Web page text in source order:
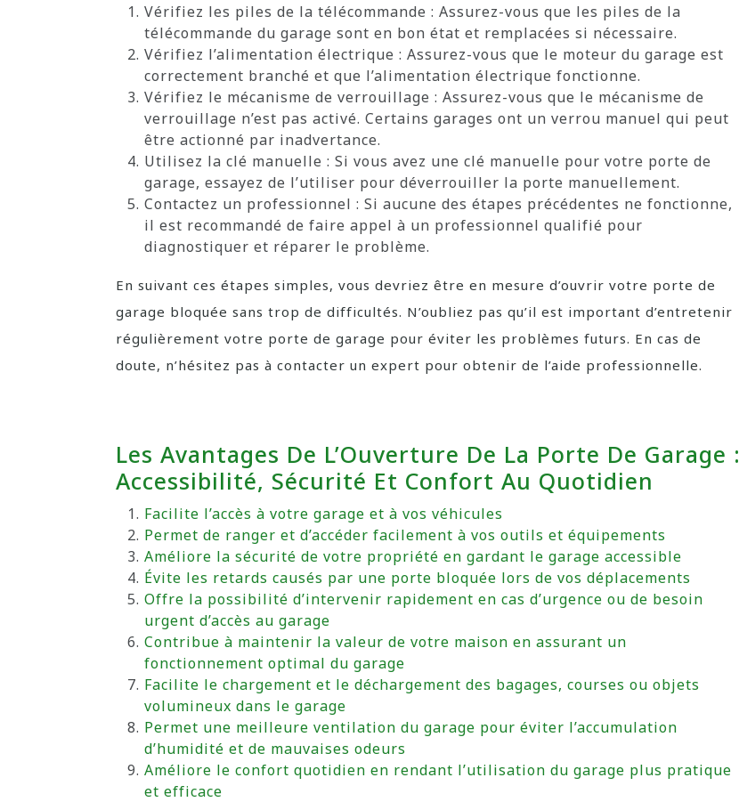
Vérifiez les piles de la télécommande : Assurez-vous que les piles de la
télécommande du garage sont en bon état et remplacées si nécessaire.
Vérifiez l’alimentation électrique : Assurez-vous que le moteur du garage est
correctement branché et que l’alimentation électrique fonctionne.
Vérifiez le mécanisme de verrouillage : Assurez-vous que le mécanisme de
verrouillage n’est pas activé. Certains garages ont un verrou manuel qui peut
être actionné par inadvertance.
Utilisez la clé manuelle : Si vous avez une clé manuelle pour votre porte de
garage, essayez de l’utiliser pour déverrouiller la porte manuellement.
Contactez un professionnel : Si aucune des étapes précédentes ne fonctionne,
il est recommandé de faire appel à un professionnel qualifié pour
diagnostiquer et réparer le problème.
En suivant ces étapes simples, vous devriez être en mesure d’ouvrir votre porte de
garage bloquée sans trop de difficultés. N’oubliez pas qu’il est important d’entretenir
régulièrement votre porte de garage pour éviter les problèmes futurs. En cas de
doute, n’hésitez pas à contacter un expert pour obtenir de l’aide professionnelle.
Les Avantages De L’Ouverture De La Porte De Garage :
Accessibilité, Sécurité Et Confort Au Quotidien
Facilite l’accès à votre garage et à vos véhicules
Permet de ranger et d’accéder facilement à vos outils et équipements
Améliore la sécurité de votre propriété en gardant le garage accessible
Évite les retards causés par une porte bloquée lors de vos déplacements
Offre la possibilité d’intervenir rapidement en cas d’urgence ou de besoin
urgent d’accès au garage
Contribue à maintenir la valeur de votre maison en assurant un
fonctionnement optimal du garage
Facilite le chargement et le déchargement des bagages, courses ou objets
volumineux dans le garage
Permet une meilleure ventilation du garage pour éviter l’accumulation
d’humidité et de mauvaises odeurs
Améliore le confort quotidien en rendant l’utilisation du garage plus pratique
et efficace